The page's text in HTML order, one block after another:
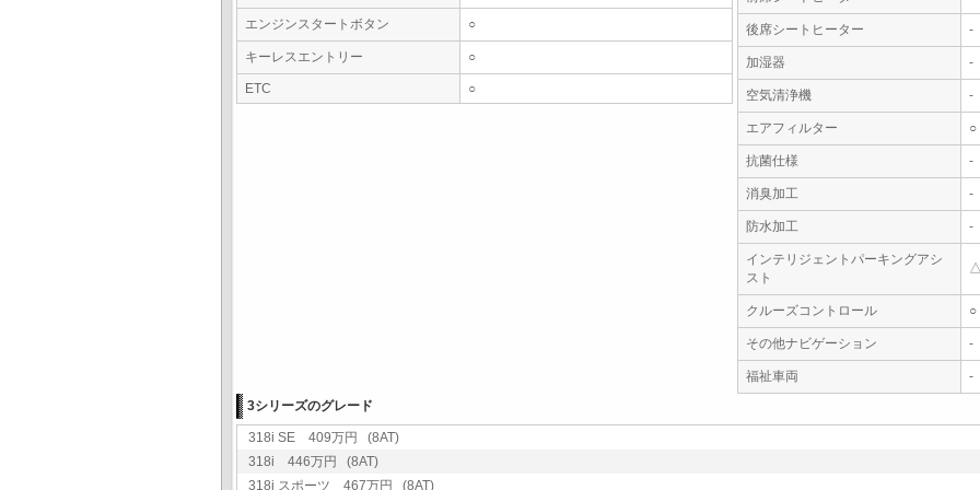
エンジンスタートボタン ○
キーレスエントリー ○
ETC ○
後席シートヒーター -
加湿器 -
空気清浄機 -
エアフィルター ○
抗菌仕様 -
消臭加工 -
防水加工 -
インテリジェントパーキングアシ
スト
クルーズコントロール ○
その他ナビゲーション -
福祉車両
-
3シリーズのグレード
318i SE 409万円 (8AT)
318i 446万円 (8AT)
318i スポーツ 467万円 (8AT)